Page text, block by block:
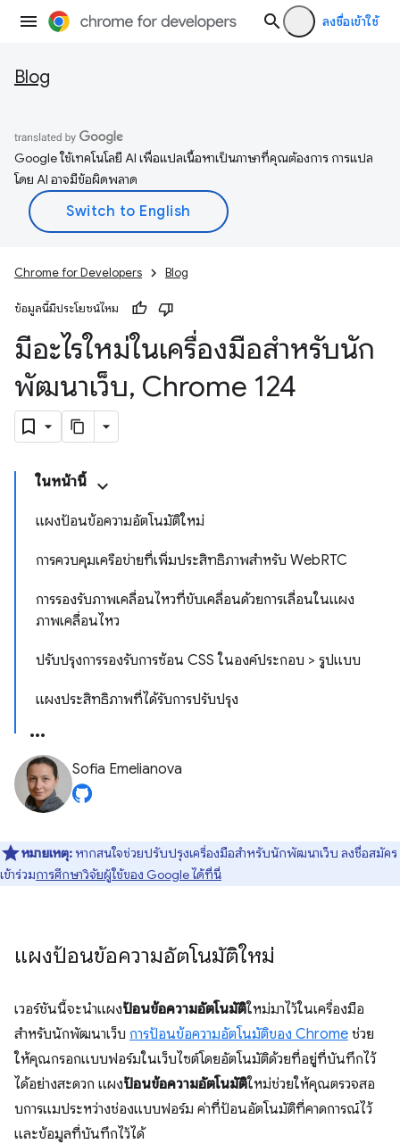
ลงชื่อเข้าใช้
Blog
Google ใช้เทคโนโลยี AI เพื่อแปลเนื้อหาเป็นภาษาที่คุณต้องการ การแปล
โดย AI อาจมีข้อผิดพลาด
Chrome for Developers Blog
ข้อมูลนี้มีประโยชน์ไหม
มีอะไรใหม่ในเครื่องมือสำหรับนัก
พัฒนาเว็บ, Chrome 124
ในหน้านี้
แผงป้อนข้อความอัตโนมัติใหม่
การควบคุมเครือข่ายที่เพิ่มประสิทธิภาพสำหรับ WebRTC
การรองรับภาพเคลื่อนไหวที่ขับเคลื่อนด้วยการเลื่อนในแผง
ภาพเคลื่อนไหว
ปรับปรุงการรองรับการซ้อน CSS ในองค์ประกอบ > รูปแบบ
แผงประสิทธิภาพที่ได้รับการปรับปรุง
Sofia Emelianova
หมายเหตุ: หากสนใจช่วยปรับปรุงเครื่องมือสำหรับนักพัฒนาเว็บ ลงชื่อสมัคร
เข้าร่วมการศึกษาวิจัยผู้ใช้ของ Google ได้ที่นี่
แผงป้อนข้อความอัตโนมัติใหม่
เวอร์ชันนี้จะนำแผงป้อนข้อความอัตโนมัติใหม่มาไว้ในเครื่องมือ
สำหรับนักพัฒนาเว็บ การป้อนข้อความอัตโนมัติของ Chrome ช่วย
ให้คุณกรอกแบบฟอร์มในเว็บไซต์โดยอัตโนมัติด้วยที่อยู่ที่บันทึกไว้
ได้อย่างสะดวก แผงป้อนข้อความอัตโนมัติใหม่ช่วยให้คุณตรวจสอ
บการแมประหว่างช่องแบบฟอร์ม ค่าที่ป้อนอัตโนมัติที่คาดการณ์ไว้
และข้อมูลที่บันทึกไว้ได้